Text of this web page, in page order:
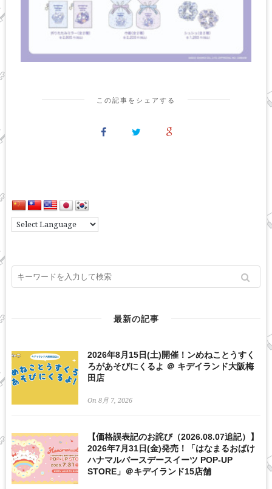
この記事をシェアする
最新の記事
2026年8月15日(土)開催！ンめねことうすく
ろがあそびにくるよ ＠ キデイランド大阪梅
田店
On 8月 7, 2026
【価格誤表記のお詫び（2026.08.07追記）】
2026年7月31日(金)発売！「はなまるおばけ
ハナマルバースデースイーツ POP-UP
STORE」＠キデイランド15店舗